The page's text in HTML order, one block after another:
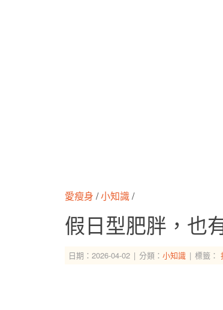
愛瘦身 /小知識/
假日型肥胖，也
日期：2026-04-02 分類： 小知識 標籤：